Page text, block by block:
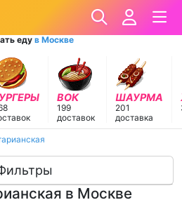
едув Москве
ВОК
199
доставок
ШАУРМА
201
доставка
в Москве